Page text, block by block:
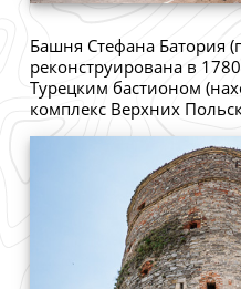
Башня Стефана Батория
реконструирована в
Турецким бастионом
комплекс Верхних